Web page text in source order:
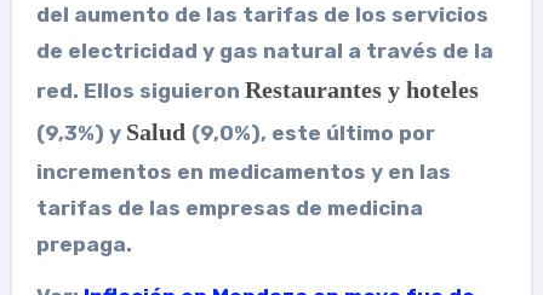
del aumento de las tarifas de los servicios
de electricidad y gas natural a través de la
red. Ellos siguieron Restaurantes y hoteles
(9,3%) y Salud (9,0%), este último por
incrementos en medicamentos y en las
tarifas de las empresas de medicina
prepaga.